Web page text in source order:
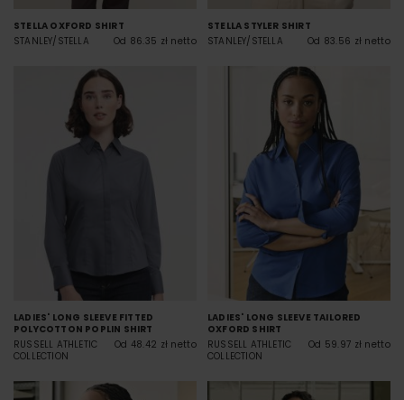
STELLA OXFORD SHIRT
STANLEY/STELLA
Od 86.35 zł netto
STELLA STYLER SHIRT
STANLEY/STELLA
Od 83.56 zł netto
LADIES' LONG SLEEVE FITTED
POLYCOTTON POPLIN SHIRT
RUSSELL ATHLETIC
COLLECTION
Od 48.42 zł netto
LADIES' LONG SLEEVE TAILORED
OXFORD SHIRT
RUSSELL ATHLETIC
COLLECTION
Od 59.97 zł netto